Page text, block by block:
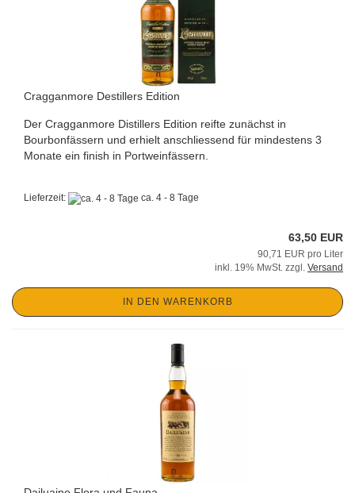
Cragganmore Destillers Edition
Der Cragganmore Distillers Edition reifte zunächst in
Bourbonfässern und erhielt anschliessend für mindestens 3
Monate ein finish in Portweinfässern.
Lieferzeit: ca. 4 - 8 Tage
63,50 EUR
90,71 EUR pro Liter
inkl. 19% MwSt. zzgl. Versand
IN DEN WARENKORB